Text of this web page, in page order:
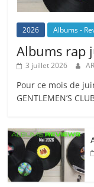
2026 Albums -
Albums rap
3 juillet 2026
Pour ce mois de
GENTLEMEN’S